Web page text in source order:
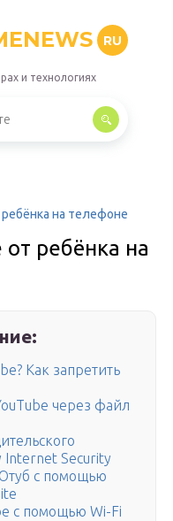
RU
и технологиях
на телефоне
ребёнка на
Как запретить
через файл
Internet Security
с помощью
с помощью Wi-Fi